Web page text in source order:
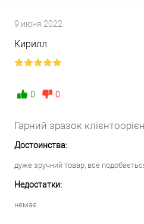
9 июня 2022
Кирилл
0 0
Гарний зразок
Достоинства:
дуже зручний товар, все
Недостатки:
немає